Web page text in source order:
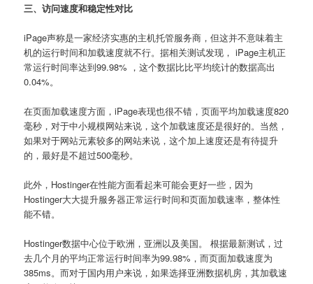
三、访问速度和稳定性对比
iPage声称是一家经济实惠的主机托管服务商，但这并不意味着主
机的运行时间和加载速度就不行。据相关测试发现， iPage主机正
常运行时间率达到99.98% ，这个数据比比平均统计的数据高出
0.04%。
在页面加载速度方面，iPage表现也很不错，页面平均加载速度820
毫秒，对于中小规模网站来说，这个加载速度还是很好的。当然，
如果对于网站元素较多的网站来说，这个加上速度还是有待提升
的，最好是不超过500毫秒。
此外，Hostinger在性能方面看起来可能会更好一些，因为
Hostinger大大提升服务器正常运行时间和页面加载速率，整体性
能不错。
Hostinger数据中心位于欧洲，亚洲以及美国。 根据最新测试，过
去几个月的平均正常运行时间率为99.98%，而页面加载速度为
385ms。而对于国内用户来说，如果选择亚洲数据机房，其加载速